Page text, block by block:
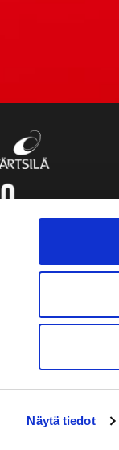
Näytä tiedot
VAASAN SPORT
NYHETSBREVET